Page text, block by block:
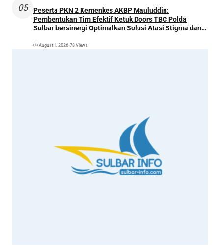
05
Peserta PKN 2 Kemenkes AKBP Mauluddin:
Pembentukan Tim Efektif Ketuk Doors TBC Polda
Sulbar bersinergi Optimalkan Solusi Atasi Stigma dan
August 1, 2026•78 Views